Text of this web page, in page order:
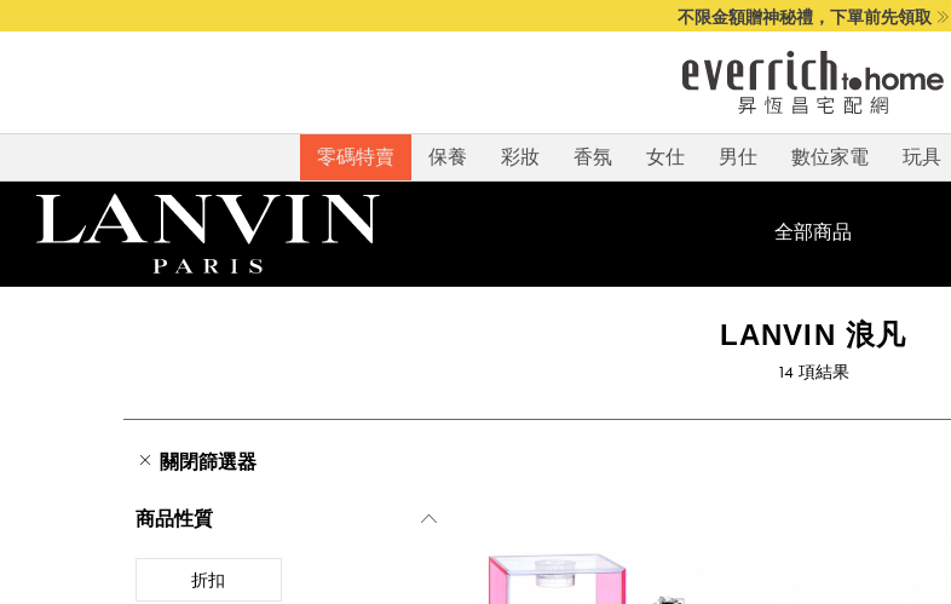
不限金額贈神秘禮，下單前先領取
零碼特賣 保養 彩妝 香氛 女仕 男仕 數位家電 玩具
全部商品
LANVIN 浪凡
14 項結果
關閉篩選器
商品性質
折扣